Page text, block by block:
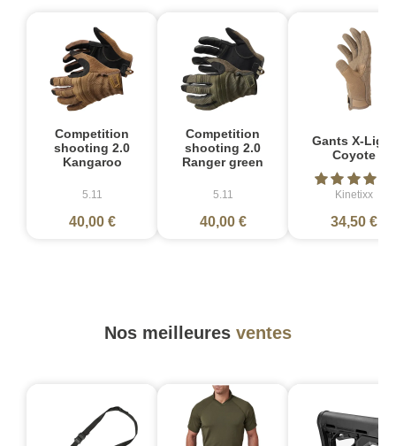
Competition
shooting 2.0
Kangaroo
5.11
40,00 €
Competition
shooting 2.0
Ranger green
5.11
40,00 €
Gants X-Light
Coyote
Kinetixx
34,50 €
Nos meilleures ventes